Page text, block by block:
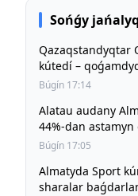
Sońǵy
Qazaqstandyqtar
kútedí –
Búgín 17:14
Alatau audany
44%-dan
Búgín 17:05
Almatyda Sport
sharalar